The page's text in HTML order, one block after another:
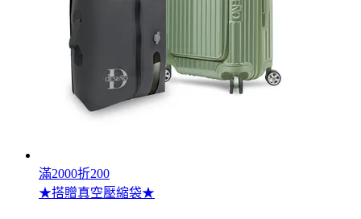
滿2000折200
★搭贈真空壓縮袋★